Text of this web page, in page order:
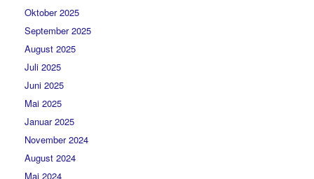
Oktober 2025
September 2025
August 2025
Juli 2025
Juni 2025
Mai 2025
Januar 2025
November 2024
August 2024
Mai 2024